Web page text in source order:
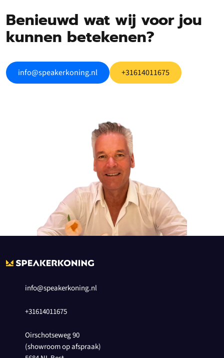
Benieuwd wat wij voor jou
kunnen betekenen?
info@speakerkoning.nl +31614011675
info@speakerkoning.nl
+31614011675
Oirschotseweg 90
(showroom op afspraak)